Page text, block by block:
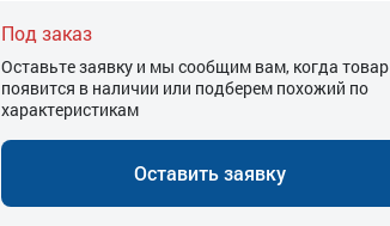
Под заказ
Оставьте заявку и мы сообщим вам, когда товар
появится в наличии или подберем похожий по
характеристикам
Оставить заявку